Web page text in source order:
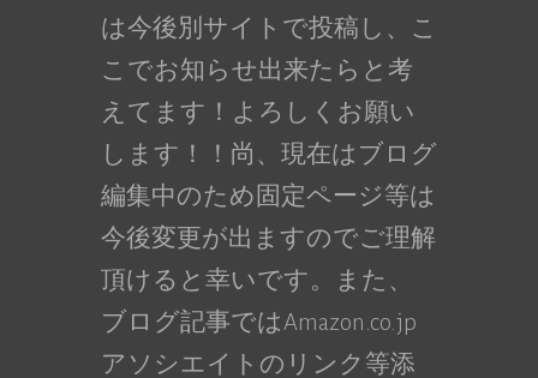
は今後別サイトで投稿し、こ
こでお知らせ出来たらと考
えてます！よろしくお願い
します！！尚、現在はブログ
編集中のため固定ページ等は
今後変更が出ますのでご理解
頂けると幸いです。また、
ブログ記事ではAmazon.co.jp
アソシエイトのリンク等添